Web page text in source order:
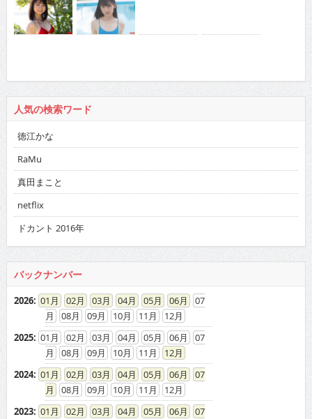
人気の検索ワード
徳江かな
RaMu
真田まこと
netflix
ドカント 2016年
バックナンバー
2026: 01 02 03 04 05 06
07
08
09 10 11
12
2025: 01 02 03 04 05 06
07
08
09 10 11
12
2024: 01 02 03 04 05 06
07
08
09 10 11
12
2023: 01 02 03 04 05 06
07